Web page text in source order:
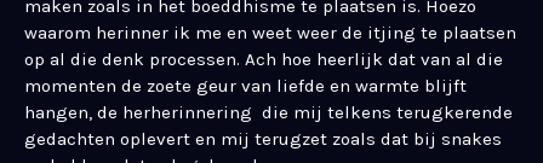
maken zoals in het boeddhisme te plaatsen is. Hoezo
waarom herinner ik me en weet weer de itjing te plaatsen
op al die denk processen. Ach hoe heerlijk dat van al die
momenten de zoete geur van liefde en warmte blijft
hangen, de herherinnering die mij telkens terugkerende
gedachten oplevert en mij terugzet zoals dat bij snakes